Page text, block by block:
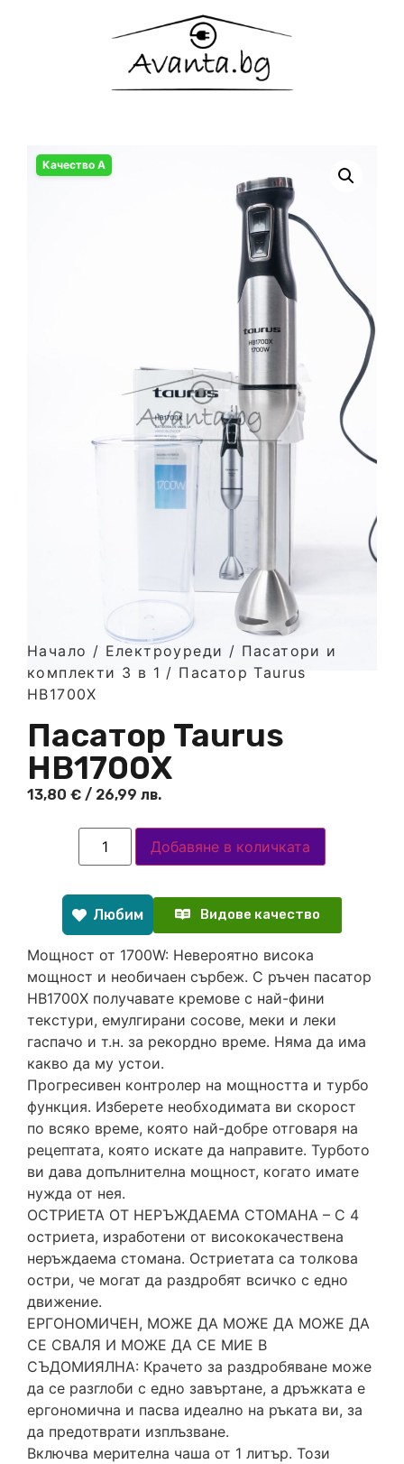
Качество А
Начало / Електроуреди / Пасатори и
комплекти 3 в 1 / Пасатор Taurus
HB1700X
Пасатор Taurus
HB1700X
13,80 € / 26,99 лв.
Добавяне в количката
Любим Видове качество
Мощност от 1700W: Невероятно висока
мощност и необичаен сърбеж. С ръчен пасатор
HB1700X получавате кремове с най-фини
текстури, емулгирани сосове, меки и леки
гаспачо и т.н. за рекордно време. Няма да има
какво да му устои.
Прогресивен контролер на мощността и турбо
функция. Изберете необходимата ви скорост
по всяко време, която най-добре отговаря на
рецептата, която искате да направите. Турбото
ви дава допълнителна мощност, когато имате
нужда от нея.
ОСТРИЕТА ОТ НЕРЪЖДАЕМА СТОМАНА – С 4
остриета, изработени от висококачествена
неръждаема стомана. Остриетата са толкова
остри, че могат да раздробят всичко с едно
движение.
ЕРГОНОМИЧЕН, МОЖЕ ДА МОЖЕ ДА МОЖЕ ДА
СЕ СВАЛЯ И МОЖЕ ДА СЕ МИЕ В
СЪДОМИЯЛНА: Крачето за раздробяване може
да се разглоби с едно завъртане, а дръжката е
ергономична и пасва идеално на ръката ви, за
да предотврати изплъзване.
Включва мерителна чаша от 1 литър. Този